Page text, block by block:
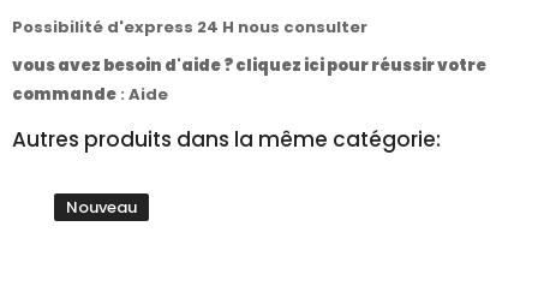
Possibilité d'express 24 H nous consulter
vous avez besoin d'aide ? cliquez ici pour réussir votre
commande : Aide
Autres produits dans la même catégorie:
Nouveau